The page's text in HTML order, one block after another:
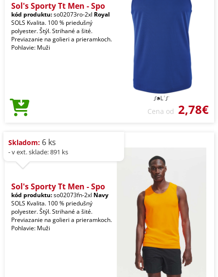
Sol's Sporty Tt Men - Spo
kód produktu:so02073ro-2xl Royal
SOLS Kvalita. 100 % priedušný
polyester. Štýl. Strihané a šité.
Previazanie na golieri a prieramkoch.
Pohlavie: Muži
Cena od 2,78€
Skladom: 6 ks
- v ext. sklade: 891 ks
Sol's Sporty Tt Men - Spo
kód produktu:so02073fn-2xl Navy
SOLS Kvalita. 100 % priedušný
polyester. Štýl. Strihané a šité.
Previazanie na golieri a prieramkoch.
Pohlavie: Muži